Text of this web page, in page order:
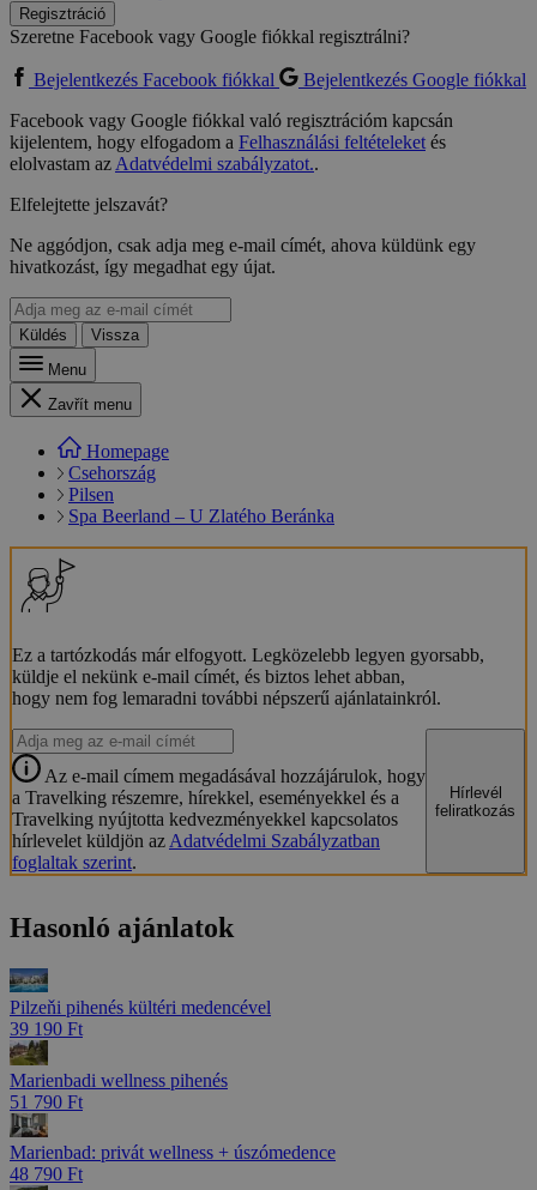
Regisztráció
Szeretne Facebook vagy Google fiókkal regisztrálni?
Bejelentkezés Facebook fiókkal
Bejelentkezés Google fiókkal
Facebook vagy Google fiókkal való regisztrációm kapcsán
kijelentem, hogy elfogadom a Felhasználási feltételeketés
elolvastam azAdatvédelmi szabályzatot..
Elfelejtette jelszavát?
Ne aggódjon, csak adja meg e-mail címét, ahova küldünk egy
hivatkozást, így megadhat egy újat.
Küldés
Vissza
Menu
Zavřít menu
Homepage
Csehország
Pilsen
Spa Beerland – U Zlatého Beránka
Ez a tartózkodás már elfogyott. Legközelebb legyen gyorsabb,
küldje el nekünk e-mail címét, és biztos lehet abban,
hogy nem fog lemaradni további népszerű ajánlatainkról.
Az e-mail címem megadásával hozzájárulok, hogy
a Travelking részemre, hírekkel, eseményekkel és a
Travelking nyújtotta kedvezményekkel kapcsolatos
hírlevelet küldjön azAdatvédelmi Szabályzatban
foglaltak szerint.
Hírlevél
feliratkozás
Hasonló ajánlatok
Pilzeňi pihenés kültéri medencével
39 190 Ft
Marienbadi wellness pihenés
51 790 Ft
Marienbad: privát wellness + úszómedence
48 790 Ft